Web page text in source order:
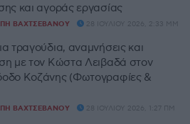
και αγοράς εργασίας
ΒΑΧΤΣΕΒΆΝΟΥ 28 ΙΟΥΛΊΟΥ 2026, 2:33 ΜΜ
τραγούδια, αναμνήσεις και
με τον Κώστα Λειβαδά στον
Κοζάνης (Φωτογραφίες &
ΒΑΧΤΣΕΒΆΝΟΥ 28 ΙΟΥΛΊΟΥ 2026, 1:27 ΠΜ